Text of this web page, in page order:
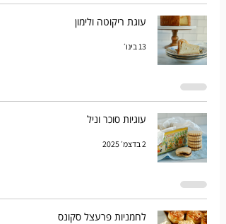
עוגת ריקוטה ולימון
13 בינו׳
עוגיות סוכר וניל
2 בדצמ׳ 2025
לחמניות פרעצל סקונס